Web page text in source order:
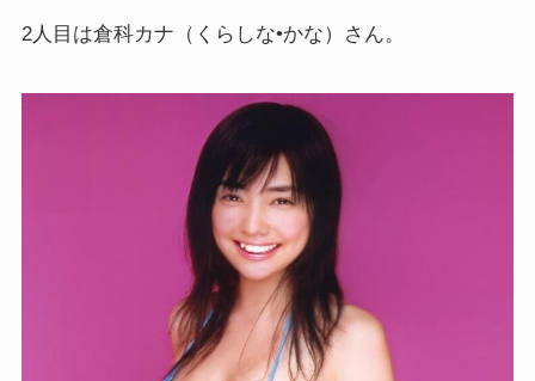
2人目は倉科カナ（くらしな•かな）さん。